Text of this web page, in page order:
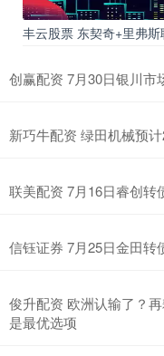
丰云股票 东契奇+里弗
创赢配资 7月30日银川市
新巧牛配资 绿田机械预
联美配资 7月16日睿创转
信钰证券 7月25日金田转
俊升配资 欧洲认输了？
是最优选项